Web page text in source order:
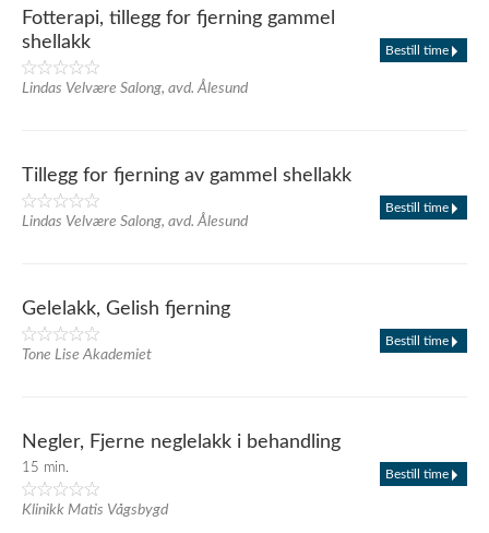
Fotterapi, tillegg for fjerning gammel
shellakk
Lindas Velvære Salong, avd. Ålesund
Bestill time
Tillegg for fjerning av gammel shellakk
Lindas Velvære Salong, avd. Ålesund
Bestill time
Gelelakk, Gelish fjerning
Tone Lise Akademiet
Bestill time
Negler, Fjerne neglelakk i behandling
15 min.
Klinikk Matis Vågsbygd
Bestill time